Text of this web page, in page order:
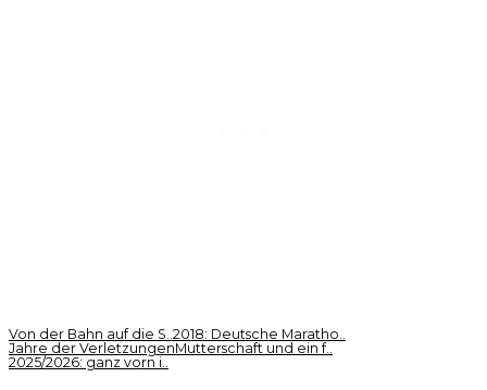
Von der Bahn auf die S..2018: Deutsche Maratho..
Jahre der VerletzungenMutterschaft und ein f..
2025/2026: ganz vorn i..